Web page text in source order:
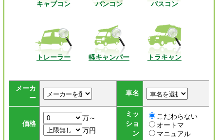
キャブコン バンコン バスコン
トレーラー 軽キャンパー トラキャン
メーカ
ー
車名
価格
万～
万円
ミッ
ショ
ン
こだわらない
オートマ
マニュアル